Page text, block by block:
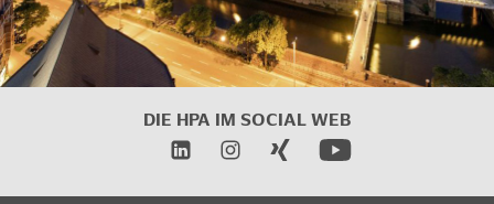
DIE HPA IM SOCIAL WEB